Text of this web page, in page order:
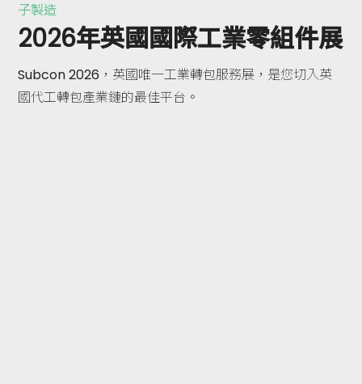
子製造
2026年英國國際工業零組件展
Subcon 2026，英國唯一工業轉包服務展，是您切入英
國代工轉包產業鏈的最佳平台。